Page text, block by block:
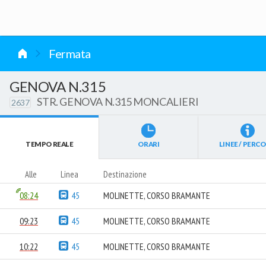
Fermata
GENOVA N.315
2637 STR. GENOVA N.315 MONCALIERI
TEMPO REALE ORARI LINEE /
Alle Linea Destinazione
08:24 45 MOLINETTE, CORSO BRAMANTE
09:23 45 MOLINETTE, CORSO BRAMANTE
10:22 45 MOLINETTE, CORSO BRAMANTE